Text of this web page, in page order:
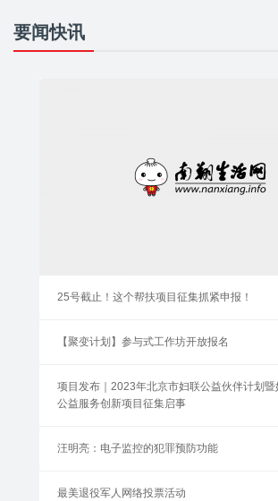
要闻快讯
25号截止！这个帮扶项目征集抓紧申报！
【聚变计划】参与式工作坊开放报名
项目发布｜2023年北京市妇联公益伙伴计划暨
公益服务创新项目征集启事
汪明亮：电子监控的犯罪预防功能
最美退役军人网络投票活动